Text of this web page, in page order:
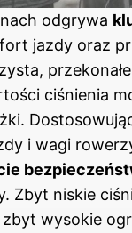
odgrywa
jazdy oraz
ciśnienia
i wagi
Zbyt niskie
wysokie